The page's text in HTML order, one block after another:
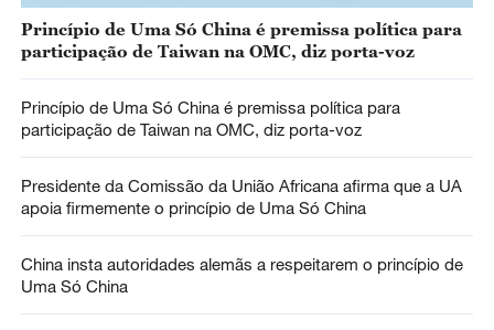
Princípio de Uma Só China é premissa política para
participação de Taiwan na OMC, diz porta-voz
Princípio de Uma Só China é premissa política para
participação de Taiwan na OMC, diz porta-voz
Presidente da Comissão da União Africana afirma que a UA
apoia firmemente o princípio de Uma Só China
China insta autoridades alemãs a respeitarem o princípio de
Uma Só China